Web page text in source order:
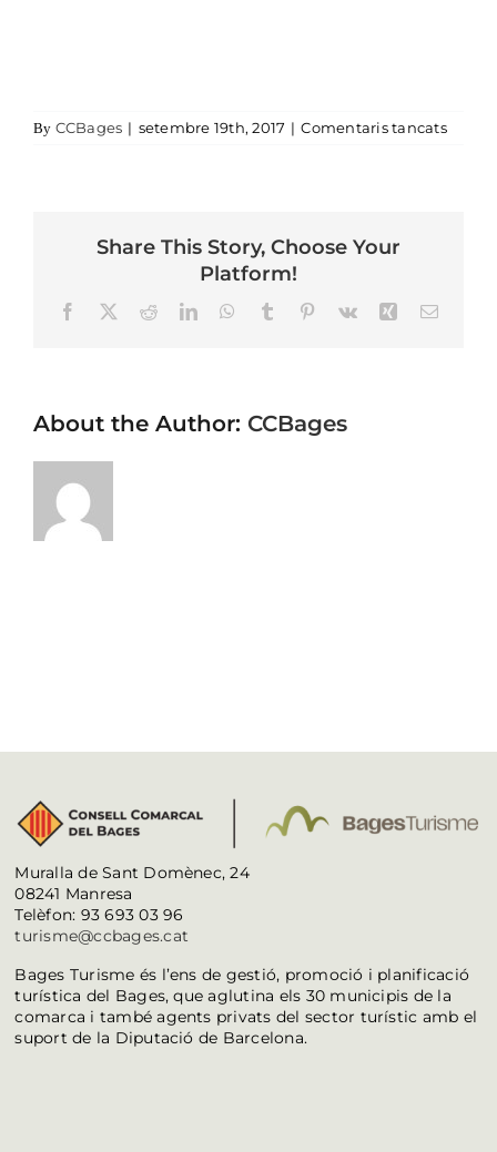
By CCBages | setembre 19th, 2017 | Comentaris tancatsa
Share This Story, Choose Your
Platform!
FacebookRedditLinkedInWhatsApp
TumblrPinterest
Vk XingEmail
About the Author: CCBages
Muralla de Sant Domènec, 24
08241 Manresa
Telèfon: 93 693 03 96
turisme@ccbages.cat
Bages Turisme és l’ens de gestió, promoció i planificació
turística del Bages, que aglutina els 30 municipis de la
comarca i també agents privats del sector turístic amb el
suport de la Diputació de Barcelona.